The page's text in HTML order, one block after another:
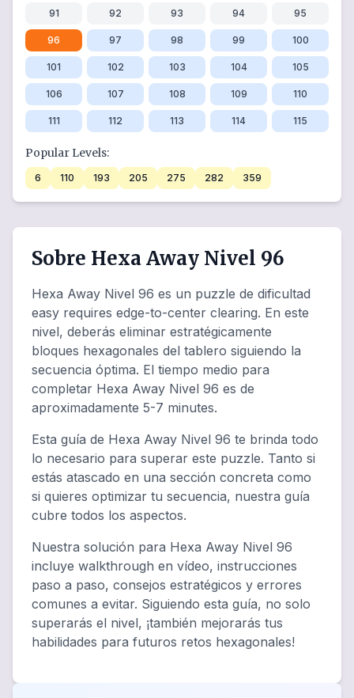
91 92 93 94 95
96 97 98 99 100
101 102 103 104 105
106 107 108 109 110
111 112 113 114 115
Popular Levels:
6 110 193 205 275 282 359
Sobre Hexa Away Nivel 96
Hexa Away Nivel 96 es un puzzle de dificultad
easy requires edge-to-center clearing. En este
nivel, deberás eliminar estratégicamente
bloques hexagonales del tablero siguiendo la
secuencia óptima. El tiempo medio para
completar Hexa Away Nivel 96 es de
aproximadamente 5-7 minutes.
Esta guía de Hexa Away Nivel 96 te brinda todo
lo necesario para superar este puzzle. Tanto si
estás atascado en una sección concreta como
si quieres optimizar tu secuencia, nuestra guía
cubre todos los aspectos.
Nuestra solución para Hexa Away Nivel 96
incluye walkthrough en vídeo, instrucciones
paso a paso, consejos estratégicos y errores
comunes a evitar. Siguiendo esta guía, no solo
superarás el nivel, ¡también mejorarás tus
habilidades para futuros retos hexagonales!